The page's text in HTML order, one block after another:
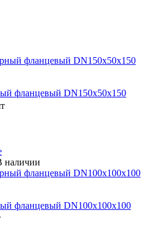
фланцевый DN150х50х150
наличии
фланцевый DN100х100х100